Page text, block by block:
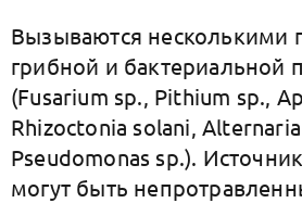
Вызываются несколькими
грибной и бактериальной
(Fusarium sp., Pithium sp.,
Rhizoctonia solani,
Pseudomonas sp.).
могут быть